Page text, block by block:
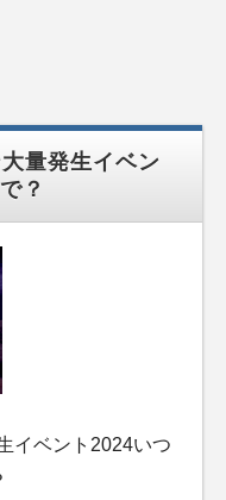
量発生イベン
？
イベント2024いつ